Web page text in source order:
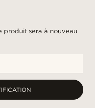
produit sera à nouveau